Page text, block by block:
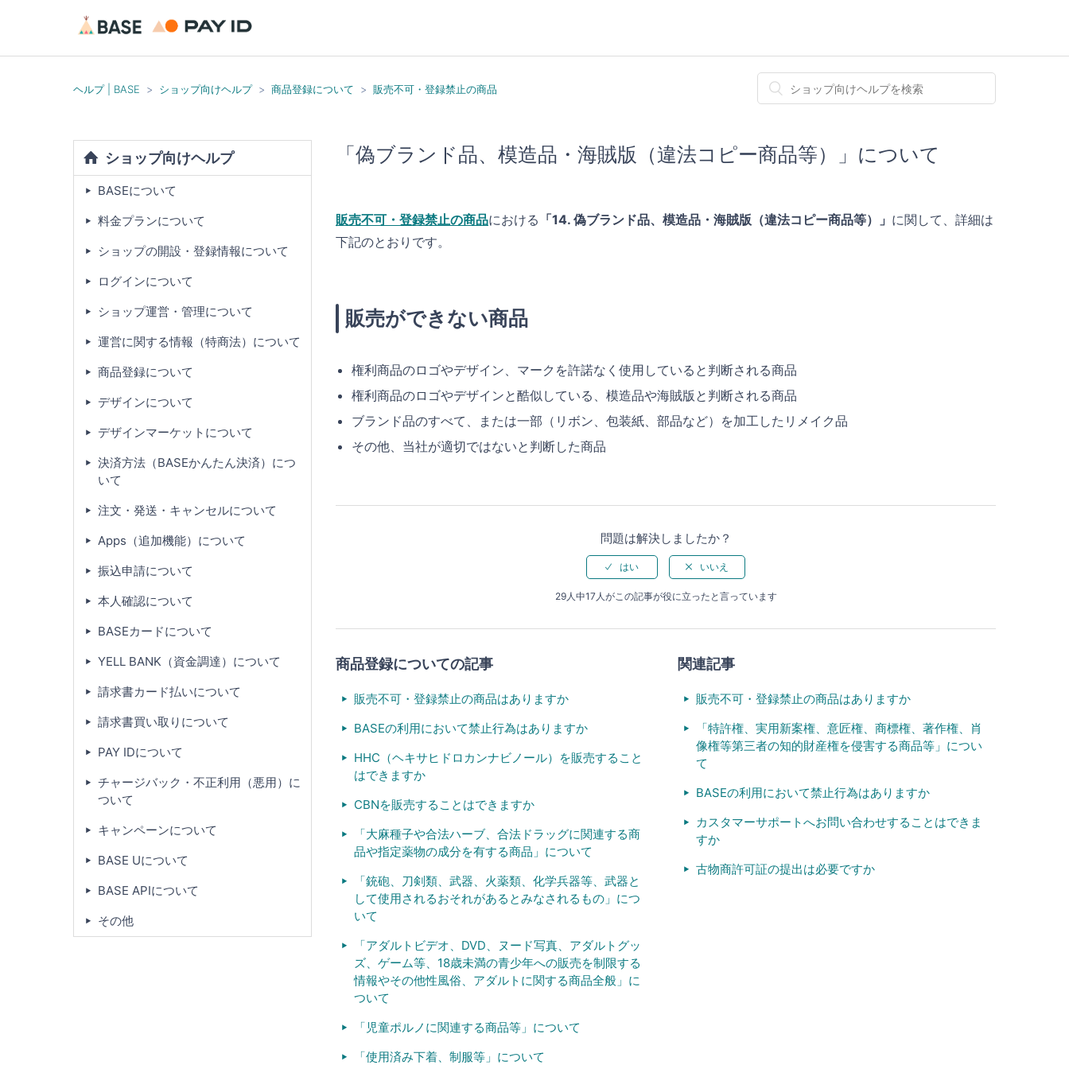
ヘルプ | BASE ショップ向けヘルプ 商品登録について 販売不可・登録禁止の商品
「偽ブランド品、模造品・海賊版（違法コピー商品等）」について
販売不可・登録禁止の商品における 「14. 偽ブランド品、模造品・海賊版（違法コピー商品等）」 に関して、詳細は
下記のとおりです。
販売ができない商品
権利商品のロゴやデザイン、マークを許諾なく使用していると判断される商品
権利商品のロゴやデザインと酷似している、模造品や海賊版と判断される商品
ブランド品のすべて、または一部（リボン、包装紙、部品など）を加工したリメイク品
その他、当社が適切ではないと判断した商品
問題は解決しましたか？
29人中17人がこの記事が役に立ったと言っています
商品登録についての記事
販売不可・登録禁止の商品はありますか
BASEの利用において禁止行為はありますか
HHC（ヘキサヒドロカンナビノール）を販売すること
はできますか
CBNを販売することはできますか
「大麻種子や合法ハーブ、合法ドラッグに関連する商
品や指定薬物の成分を有する商品」について
「銃砲、刀剣類、武器、火薬類、化学兵器等、武器と
して使用されるおそれがあるとみなされるもの」につ
いて
「アダルトビデオ、DVD、ヌード写真、アダルトグッ
ズ、ゲーム等、18歳未満の青少年への販売を制限する
情報やその他性風俗、アダルトに関する商品全般」に
ついて
「児童ポルノに関連する商品等」について
「使用済み下着、制服等」について
関連記事
販売不可・登録禁止の商品はありますか
「特許権、実用新案権、意匠権、商標権、著作権、肖
像権等第三者の知的財産権を侵害する商品等」につい
て
BASEの利用において禁止行為はありますか
カスタマーサポートへお問い合わせすることはできま
すか
古物商許可証の提出は必要ですか
ショップ向けヘルプ
BASEについて
料金プランについて
ショップの開設・登録情報について
ログインについて
ショップ運営・管理について
運営に関する情報（特商法）について
商品登録について
デザインについて
デザインマーケットについて
決済方法（BASEかんたん決済）につ
いて
注文・発送・キャンセルについて
Apps（追加機能）について
振込申請について
本人確認について
BASEカードについて
YELL BANK（資金調達）について
請求書カード払いについて
請求書買い取りについて
PAY IDについて
チャージバック・不正利用（悪用）に
ついて
キャンペーンについて
BASE Uについて
BASE APIについて
その他